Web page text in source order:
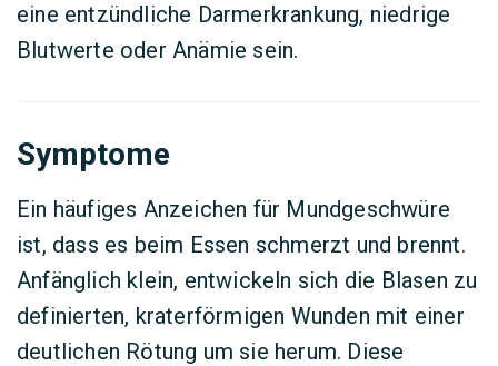
eine entzündliche Darmerkrankung, niedrige
Blutwerte oder Anämie sein.
Symptome
Ein häufiges Anzeichen für Mundgeschwüre
ist, dass es beim Essen schmerzt und brennt.
Anfänglich klein, entwickeln sich die Blasen zu
definierten, kraterförmigen Wunden mit einer
deutlichen Rötung um sie herum. Diese